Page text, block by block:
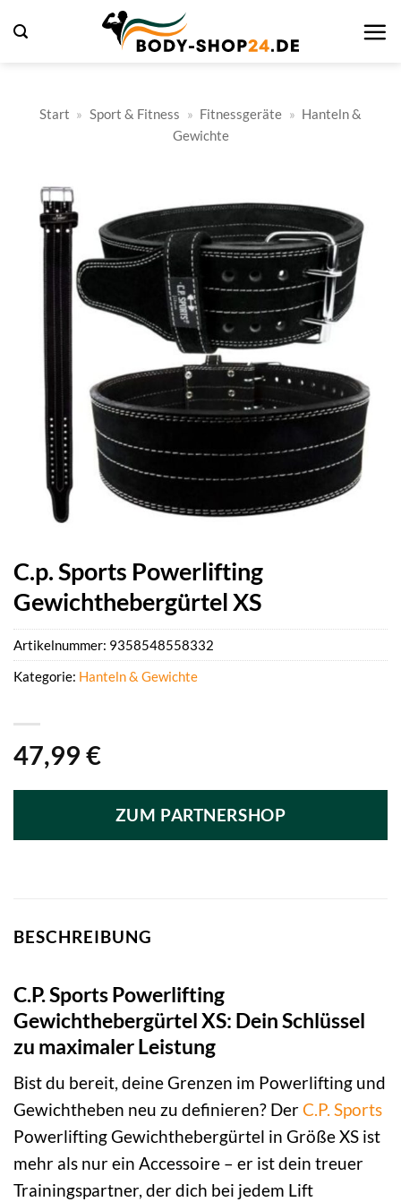
Inhalt
Start » Sport & Fitness » Fitnessgeräte » Hanteln &
Gewichte
C.p. Sports Powerlifting
Gewichthebergürtel XS
47,99 €
ZUM PARTNERSHOP
Artikelnummer: 9358548558332
Kategorie: Hanteln & Gewichte
BESCHREIBUNG
C.P. Sports Powerlifting
Gewichthebergürtel XS: Dein Schlüssel
zu maximaler Leistung
Bist du bereit, deine Grenzen im Powerlifting und
Gewichtheben neu zu definieren? DerC.P. Sports
Powerlifting Gewichthebergürtel in Größe XS ist
mehr als nur ein Accessoire – er ist dein treuer
Trainingspartner, der dich bei jedem Lift